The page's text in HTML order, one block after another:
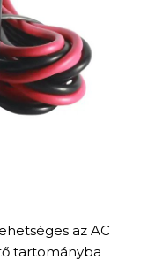
az AC
tartományba